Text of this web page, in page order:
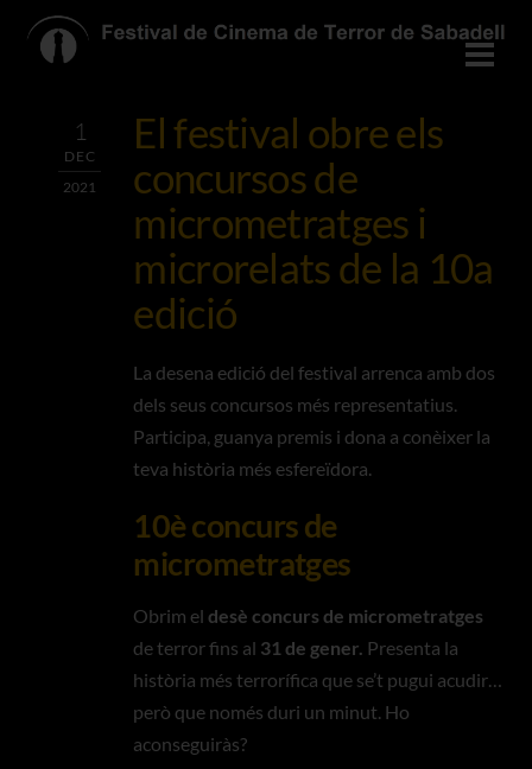
1
DEC
2021
El festival obre els
concursos de
micrometratges i
microrelats de la 10a
edició
La desena edició del festival arrenca amb dos
dels seus concursos més representatius.
Participa, guanya premis i dona a conèixer la
teva història més esfereïdora.
10è concurs de
micrometratges
Obrim el desè concurs de micrometratges
de terror fins al 31 de gener. Presenta la
història més terrorífica que se’t pugui acudir…
però que només duri un minut. Ho
aconseguiràs?